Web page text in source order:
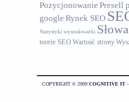
Pozycjonowanie Presell
google Rynek SEO
Statystyki wyszukiwarki
teorie SEOWartość strony
COPYRIGHT © 2009 COGNITIVE IT -